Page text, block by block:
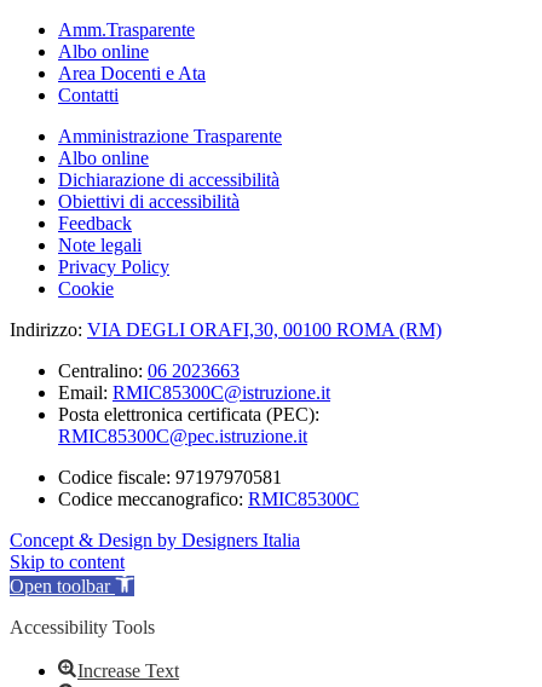
Amm.Trasparente
Albo online
Area Docenti e Ata
Contatti
Amministrazione Trasparente
Albo online
Dichiarazione di accessibilità
Obiettivi di accessibilità
Feedback
Note legali
Privacy Policy
Cookie
Indirizzo: VIA DEGLI ORAFI,30, 00100 ROMA (RM)
Centralino: 06 2023663
Email: RMIC85300C@istruzione.it
Posta elettronica certificata (PEC):
RMIC85300C@pec.istruzione.it
Codice fiscale: 97197970581
Codice meccanografico: RMIC85300C
Concept & Design by Designers Italia
Skip to content
Open toolbar
Accessibility Tools
Increase Text